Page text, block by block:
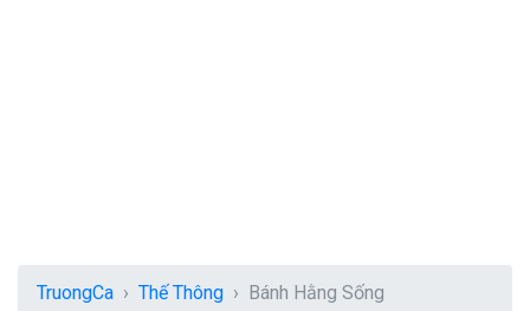
TruongCa Thế Thông Bánh Hằng Sống